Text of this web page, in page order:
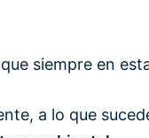
siempre en
a lo que